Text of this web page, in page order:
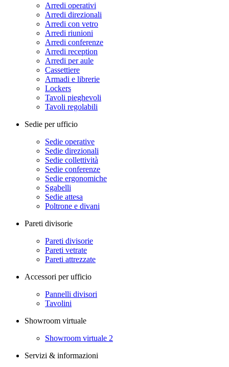
Arredi operativi
Arredi direzionali
Arredi con vetro
Arredi riunioni
Arredi conferenze
Arredi reception
Arredi per aule
Cassettiere
Armadi e librerie
Lockers
Tavoli pieghevoli
Tavoli regolabili
Sedie per ufficio
Sedie operative
Sedie direzionali
Sedie collettività
Sedie conferenze
Sedie ergonomiche
Sgabelli
Sedie attesa
Poltrone e divani
Pareti divisorie
Pareti divisorie
Pareti vetrate
Pareti attrezzate
Accessori per ufficio
Pannelli divisori
Tavolini
Showroom virtuale
Showroom virtuale 2
Servizi & informazioni